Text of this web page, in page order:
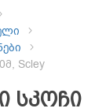
Scley
სკოჩი